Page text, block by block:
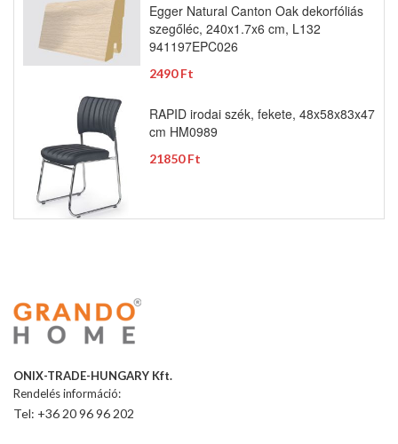
Egger Natural Canton Oak dekorfóliás
szegőléc, 240x1.7x6 cm, L132
941197EPC026
2490 Ft
RAPID irodai szék, fekete, 48x58x83x47
cm HM0989
21850 Ft
ONIX-TRADE-HUNGARY Kft.
Rendelés információ:
Tel: +36 20 96 96 202